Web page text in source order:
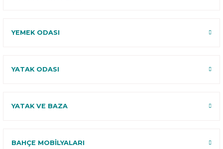
YEMEK ODASI
YATAK ODASI
YATAK VE BAZA
BAHÇE MOBİLYALARI